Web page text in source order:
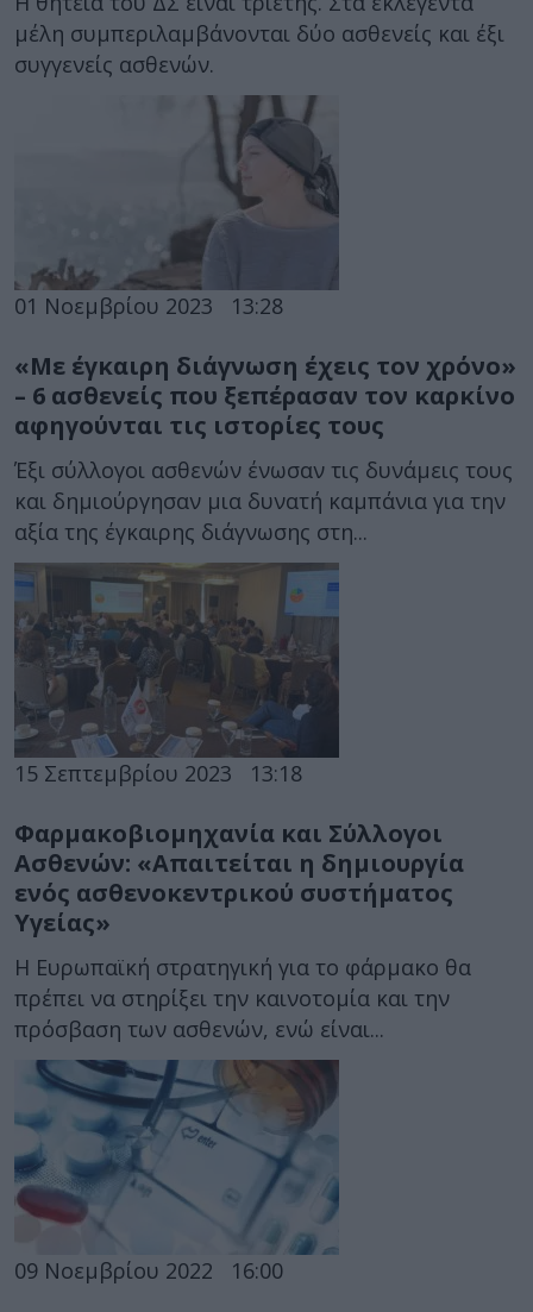
μέλη συμπεριλαμβάνονται δύο ασθενείς και έξι
συγγενείς ασθενών.
01 Νοεμβρίου 2023 13:28
«Με έγκαιρη διάγνωση έχεις τον χρόνο»
– 6 ασθενείς που ξεπέρασαν τον καρκίνο
αφηγούνται τις ιστορίες τους
Έξι σύλλογοι ασθενών ένωσαν τις δυνάμεις τους
και δημιούργησαν μια δυνατή καμπάνια για την
αξία της έγκαιρης διάγνωσης στη...
15 Σεπτεμβρίου 2023 13:18
Φαρμακοβιομηχανία και Σύλλογοι
Ασθενών: «Απαιτείται η δημιουργία
ενός ασθενοκεντρικού συστήματος
Υγείας»
Η Ευρωπαϊκή στρατηγική για το φάρμακο θα
πρέπει να στηρίξει την καινοτομία και την
πρόσβαση των ασθενών, ενώ είναι...
09 Νοεμβρίου 2022 16:00